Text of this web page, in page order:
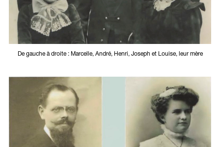
De gauche à droite : Marcelle, André, Henri, Joseph et Louise, leur mère